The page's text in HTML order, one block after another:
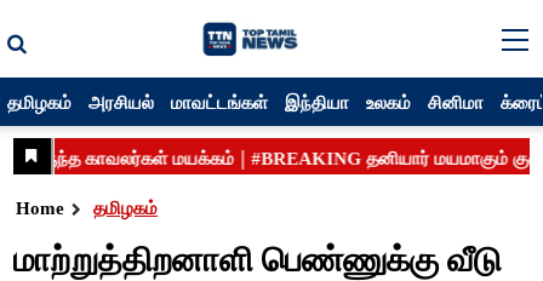
தமிழகம் அரசியல் மாவட்டங்கள் இந்தியா உலகம் சினிமா
Home தமிழகம்
மாற்றுத்திறனாளி பெண்ணுக்கு வீடு